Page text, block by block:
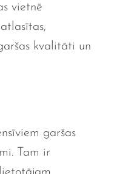
vietnē
kvalitāti un
garšas
Tam ir